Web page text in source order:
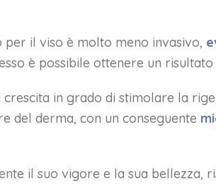
il viso è molto meno invasivo,
è possibile ottenere un
in grado di stimolare la
del derma, con un conseguente
il suo vigore e la sua bellezza,